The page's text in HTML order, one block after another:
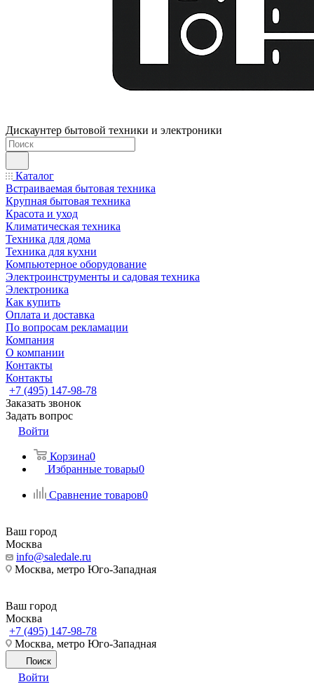
Дискаунтер бытовой техники и электроники
Каталог
Встраиваемая бытовая техника
Крупная бытовая техника
Красота и уход
Климатическая техника
Техника для дома
Техника для кухни
Компьютерное оборудование
Электроинструменты и садовая техника
Электроника
Как купить
Оплата и доставка
По вопросам рекламации
Компания
О компании
Контакты
Контакты
+7 (495) 147-98-78
Заказать звонок
Задать вопрос
Войти
Корзина0
Избранные товары0
Сравнение товаров0
Ваш город
Москва
info@saledale.ru
Москва, метро Юго-Западная
Ваш город
Москва
+7 (495) 147-98-78
Москва, метро Юго-Западная
Поиск
Войти